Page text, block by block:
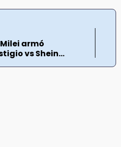
armó
vs Shein...